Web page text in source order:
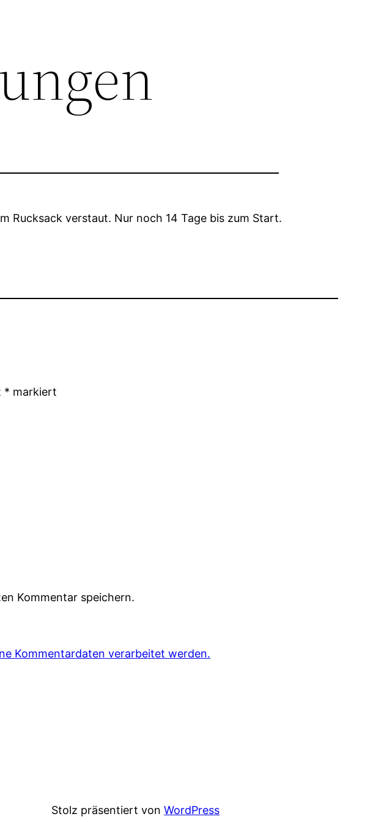
Rucksack verstaut. Nur noch 14 Tage bis zum Start.
* markiert
Kommentar speichern.
Kommentardaten verarbeitet werden.
Stolz präsentiert vonWordPress